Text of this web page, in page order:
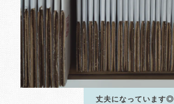
丈夫になっています◎